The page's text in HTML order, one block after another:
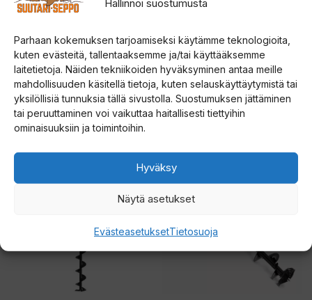
Hallinnoi suostumusta
Parhaan kokemuksen tarjoamiseksi käytämme teknologioita,
kuten evästeitä, tallentaaksemme ja/tai käyttääksemme
laitetietoja. Näiden tekniikoiden hyväksyminen antaa meille
mahdollisuuden käsitellä tietoja, kuten selauskäyttäytymistä tai
yksilöllisiä tunnuksia tällä sivustolla. Suostumuksen jättäminen
tai peruuttaminen voi vaikuttaa haitallisesti tiettyihin
ominaisuuksiin ja toimintoihin.
Hyväksy
Näytä asetukset
EvästeasetuksetTietosuoja
d
o
u
s
Rapala UR EVO HDA Pro
porakoneadapteri
5:stä
35,00€
Lisää ostoskoriin
ORANSSI KOSTAJA
KOPPIAINEN
5.00
5:stä
14,00 €
tehdä
tuotteen
sivulla.
tuotteella
Voit
Tällä
tuotteella
on
muunnelma.
Voit